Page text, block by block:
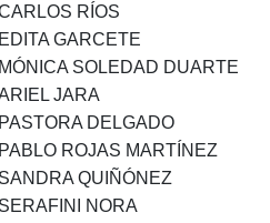
RÍOS
GARCETE
SOLEDAD DUARTE
JARA
DELGADO
ROJAS MARTÍNEZ
QUIÑÓNEZ
NORA